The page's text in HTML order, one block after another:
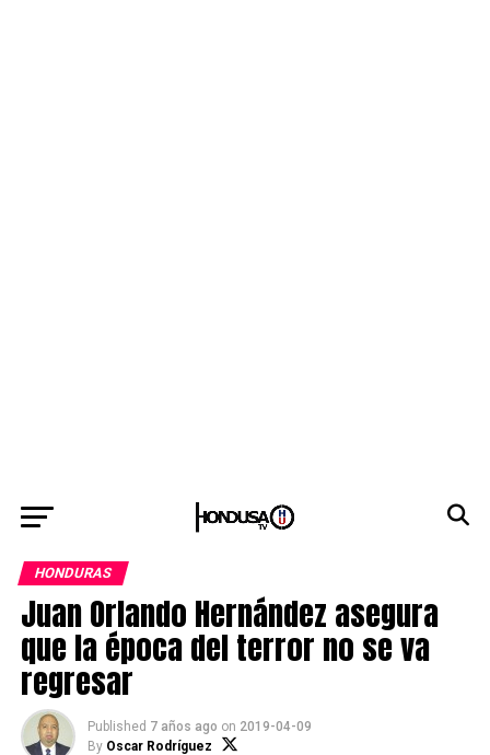
HONDURAS
Juan Orlando Hernández asegura
que la época del terror no se va
regresar
Published 7 años ago on 2019-04-09
By Oscar Rodríguez